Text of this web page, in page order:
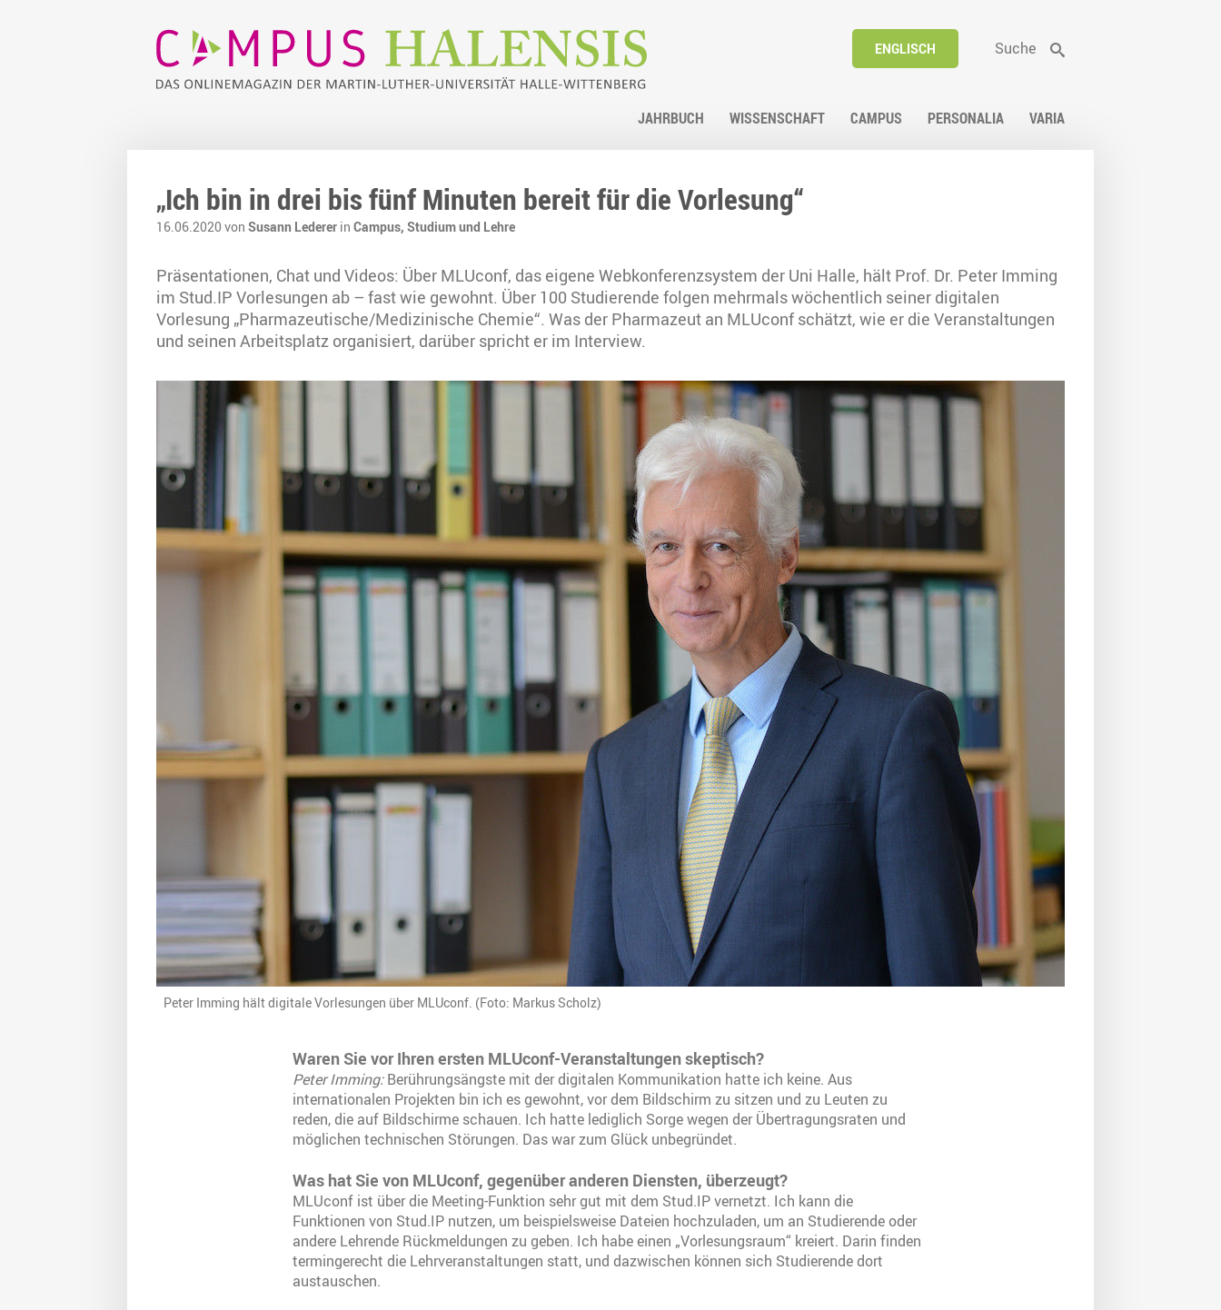
ENGLISCH Suche
JAHRBUCH WISSENSCHAFT CAMPUS PERSONALIA VARIA
„Ich bin in drei bis fünf Minuten bereit für die Vorlesung“
16.06.2020 von Susann Lederer in Campus, Studium und Lehre
Präsentationen, Chat und Videos: Über MLUconf, das eigene Webkonferenzsystem der Uni Halle, hält Prof. Dr. Peter Imming
im Stud.IP Vorlesungen ab – fast wie gewohnt. Über 100 Studierende folgen mehrmals wöchentlich seiner digitalen
Vorlesung „Pharmazeutische/Medizinische Chemie“. Was der Pharmazeut an MLUconf schätzt, wie er die Veranstaltungen
und seinen Arbeitsplatz organisiert, darüber spricht er im Interview.
Peter Imming hält digitale Vorlesungen über MLUconf. (Foto: Markus Scholz)
Waren Sie vor Ihren ersten MLUconf-Veranstaltungen skeptisch?
Peter Imming:Berührungsängste mit der digitalen Kommunikation hatte ich keine. Aus
internationalen Projekten bin ich es gewohnt, vor dem Bildschirm zu sitzen und zu Leuten zu
reden, die auf Bildschirme schauen. Ich hatte lediglich Sorge wegen der Übertragungsraten und
möglichen technischen Störungen. Das war zum Glück unbegründet.
Was hat Sie von MLUconf, gegenüber anderen Diensten, überzeugt?
MLUconf ist über die Meeting-Funktion sehr gut mit dem Stud.IP vernetzt. Ich kann die
Funktionen von Stud.IP nutzen, um beispielsweise Dateien hochzuladen, um an Studierende oder
andere Lehrende Rückmeldungen zu geben. Ich habe einen „Vorlesungsraum“ kreiert. Darin finden
termingerecht die Lehrveranstaltungen statt, und dazwischen können sich Studierende dort
austauschen.